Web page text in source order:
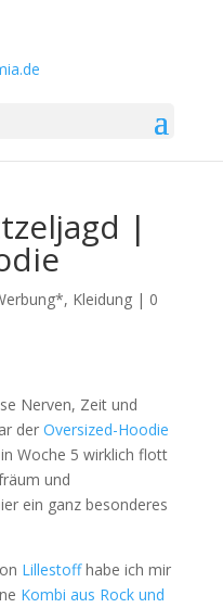
|
, Kleidung| 0
Nerven, Zeit und
der Oversized-Hoodie
Woche 5 wirklich flott
und
ein ganz besonderes
Lillestoffhabe ich mir
Kombi aus Rock und